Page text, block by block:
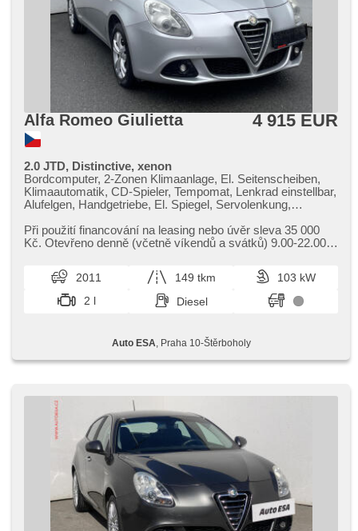
Alfa Romeo Giulietta 4 915 EUR
2.0 JTD, Distinctive, xenon
Bordcomputer, 2-Zonen Klimaanlage, El. Seitenscheiben,
Klimaautomatik, CD-Spieler, Tempomat, Lenkrad einstellbar,
Alufelgen, Handgetriebe, El. Spiegel, Servolenkung,
Stabilitätsprogramm (ESP), Nebelscheinwerfer, El.
Klappspiegel, ABS, parkovací senzory zadní, isofix, 6x
Při použití financování na leasing nebo úvěr sleva 35 000
Kč. Otevřeno denně (včetně víkendů a svátků) 9.00​-22.00
2011 149 tkm
103 kW
2 l
Diesel
Auto ESA , Praha 10-Štěrboholy